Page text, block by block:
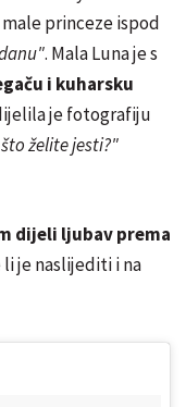
princeze ispod
. Mala Luna je s
i kuharsku
je fotografiju
želite jesti?"
dijeli ljubav prema
je naslijediti i na